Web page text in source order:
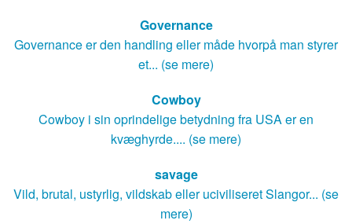
Governance
Governance er den handling eller måde hvorpå man styrer
et... (se mere)
Cowboy
Cowboy i sin oprindelige betydning fra USA er en
kvæghyrde.... (se mere)
savage
Vild, brutal, ustyrlig, vildskab eller uciviliseret Slangor... (se
mere)